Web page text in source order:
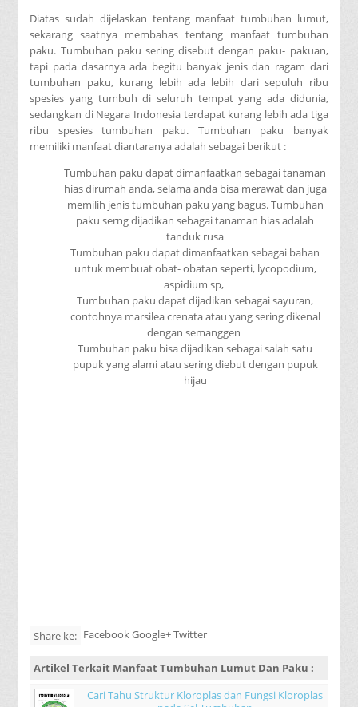
Diatas sudah dijelaskan tentang manfaat tumbuhan lumut,
sekarang saatnya membahas tentang manfaat tumbuhan
paku. Tumbuhan paku sering disebut dengan paku- pakuan,
tapi pada dasarnya ada begitu banyak jenis dan ragam dari
tumbuhan paku, kurang lebih ada lebih dari sepuluh ribu
spesies yang tumbuh di seluruh tempat yang ada didunia,
sedangkan di Negara Indonesia terdapat kurang lebih ada tiga
ribu spesies tumbuhan paku. Tumbuhan paku banyak
memiliki manfaat diantaranya adalah sebagai berikut :
Tumbuhan paku dapat dimanfaatkan sebagai tanaman
hias dirumah anda, selama anda bisa merawat dan juga
memilih jenis tumbuhan paku yang bagus. Tumbuhan
paku serng dijadikan sebagai tanaman hias adalah
tanduk rusa
Tumbuhan paku dapat dimanfaatkan sebagai bahan
untuk membuat obat- obatan seperti, lycopodium,
aspidium sp,
Tumbuhan paku dapat dijadikan sebagai sayuran,
contohnya marsilea crenata atau yang sering dikenal
dengan semanggen
Tumbuhan paku bisa dijadikan sebagai salah satu
pupuk yang alami atau sering diebut dengan pupuk
hijau
Share ke: Facebook Google+ Twitter
Artikel Terkait Manfaat Tumbuhan Lumut Dan Paku :
Cari Tahu Struktur Kloroplas dan Fungsi Kloroplas